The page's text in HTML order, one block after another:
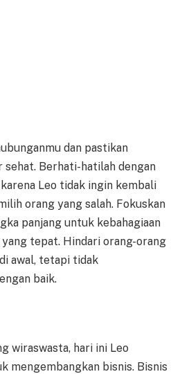
dan pastikan
sehat. Berhati-hatilah dengan
Leo tidak ingin kembali
orang yang salah. Fokuskan
panjang untuk kebahagiaan
tepat. Hindari orang-orang
awal, tetapi tidak
baik.
wiraswasta, hari ini Leo
mengembangkan bisnis. Bisnis